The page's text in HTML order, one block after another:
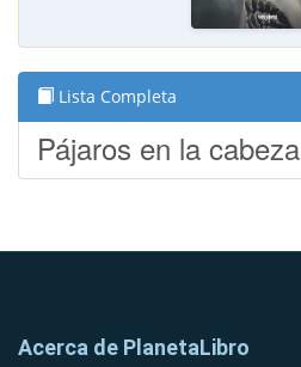
Lista Completa
Pájaros en la cabeza
Acerca de PlanetaLibro